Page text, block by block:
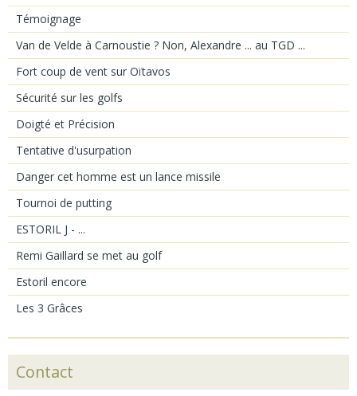
Témoignage
Van de Velde à Carnoustie ? Non, Alexandre ... au TGD ...
Fort coup de vent sur Oïtavos
Sécurité sur les golfs
Doigté et Précision
Tentative d'usurpation
Danger cet homme est un lance missile
Tournoi de putting
ESTORIL J - ...
Remi Gaillard se met au golf
Estoril encore
Les 3 Grâces
Contact